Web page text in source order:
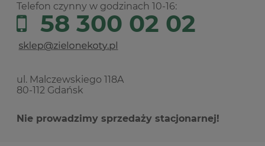
Telefon czynny w godzinach 10-16:
58 300 02 02
ul. Malczewskiego 118A
80-112 Gdańsk
Nie prowadzimy sprzedaży stacjonarnej!